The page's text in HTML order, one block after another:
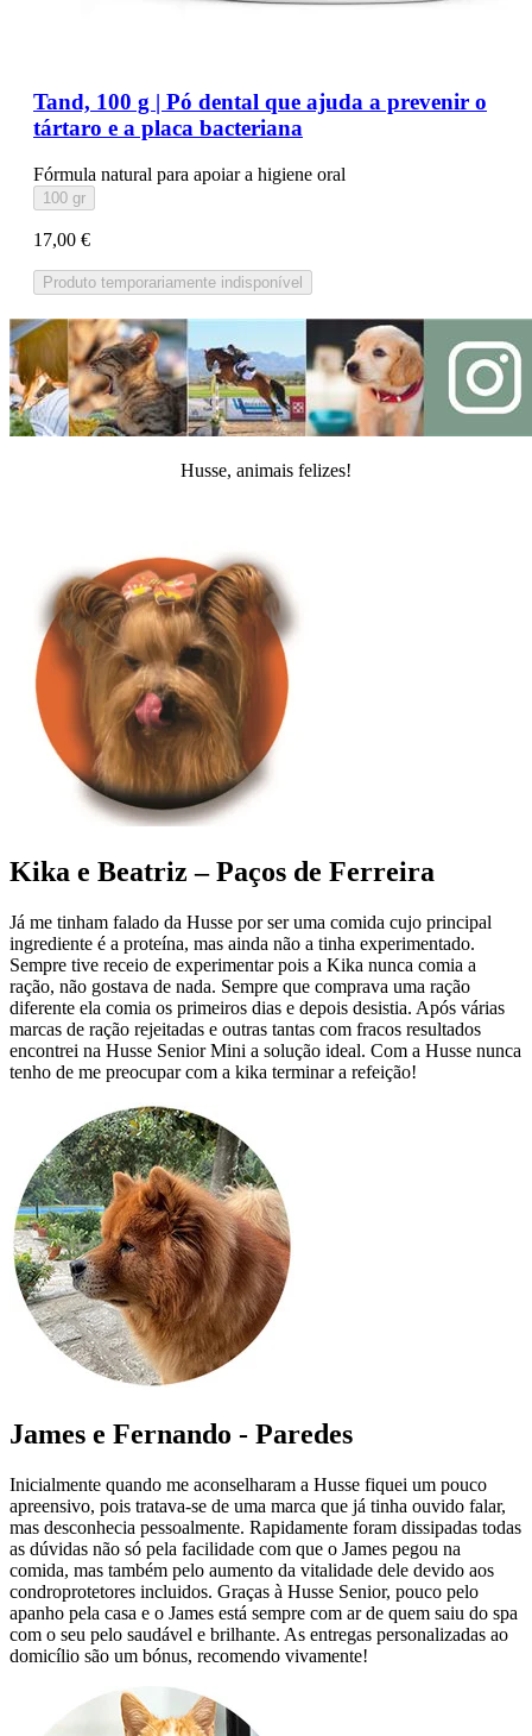
Tand, 100 g | Pó dental que ajuda a prevenir o
tártaro e a placa bacteriana
Fórmula natural para apoiar a higiene oral
100 gr
17,00 €
Produto temporariamente indisponível
Husse, animais felizes!
Kika e Beatriz – Paços de Ferreira
Já me tinham falado da Husse por ser uma comida cujo principal
ingrediente é a proteína, mas ainda não a tinha experimentado.
Sempre tive receio de experimentar pois a Kika nunca comia a
ração, não gostava de nada. Sempre que comprava uma ração
diferente ela comia os primeiros dias e depois desistia. Após várias
marcas de ração rejeitadas e outras tantas com fracos resultados
encontrei na Husse Senior Mini a solução ideal. Com a Husse nunca
tenho de me preocupar com a kika terminar a refeição!
James e Fernando - Paredes
Inicialmente quando me aconselharam a Husse fiquei um pouco
apreensivo, pois tratava-se de uma marca que já tinha ouvido falar,
mas desconhecia pessoalmente. Rapidamente foram dissipadas todas
as dúvidas não só pela facilidade com que o James pegou na
comida, mas também pelo aumento da vitalidade dele devido aos
condroprotetores incluidos. Graças à Husse Senior, pouco pelo
apanho pela casa e o James está sempre com ar de quem saiu do spa
com o seu pelo saudável e brilhante. As entregas personalizadas ao
domicílio são um bónus, recomendo vivamente!